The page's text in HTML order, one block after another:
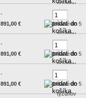
týždňov
-
891,00 €
dodanie do 5
týždňov
-
891,00 €
dodanie do 5
týždňov
-
891,00 €
dodanie do 5
týždňov